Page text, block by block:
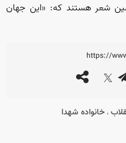
شعر هستند که: «این جهان
، خانواده شهدا